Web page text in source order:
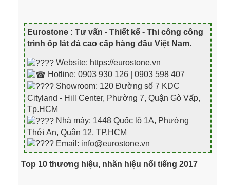
Eurostone : Tư vấn - Thiết kế - Thi công công
trình ốp lát đá cao cấp hàng đầu Việt Nam.
Website: https://eurostone.vn
Hotline: 0903 930 126 | 0903 598 407
Showroom: 120 Đường số 7 KDC
Cityland - Hill Center, Phường 7, Quận Gò Vấp,
Tp.HCM
Nhà máy: 1448 Quốc lộ 1A, Phường
Thới An, Quận 12, TP.HCM
Email: info@eurostone.vn
Top 10 thương hiệu, nhãn hiệu nổi tiếng 2017